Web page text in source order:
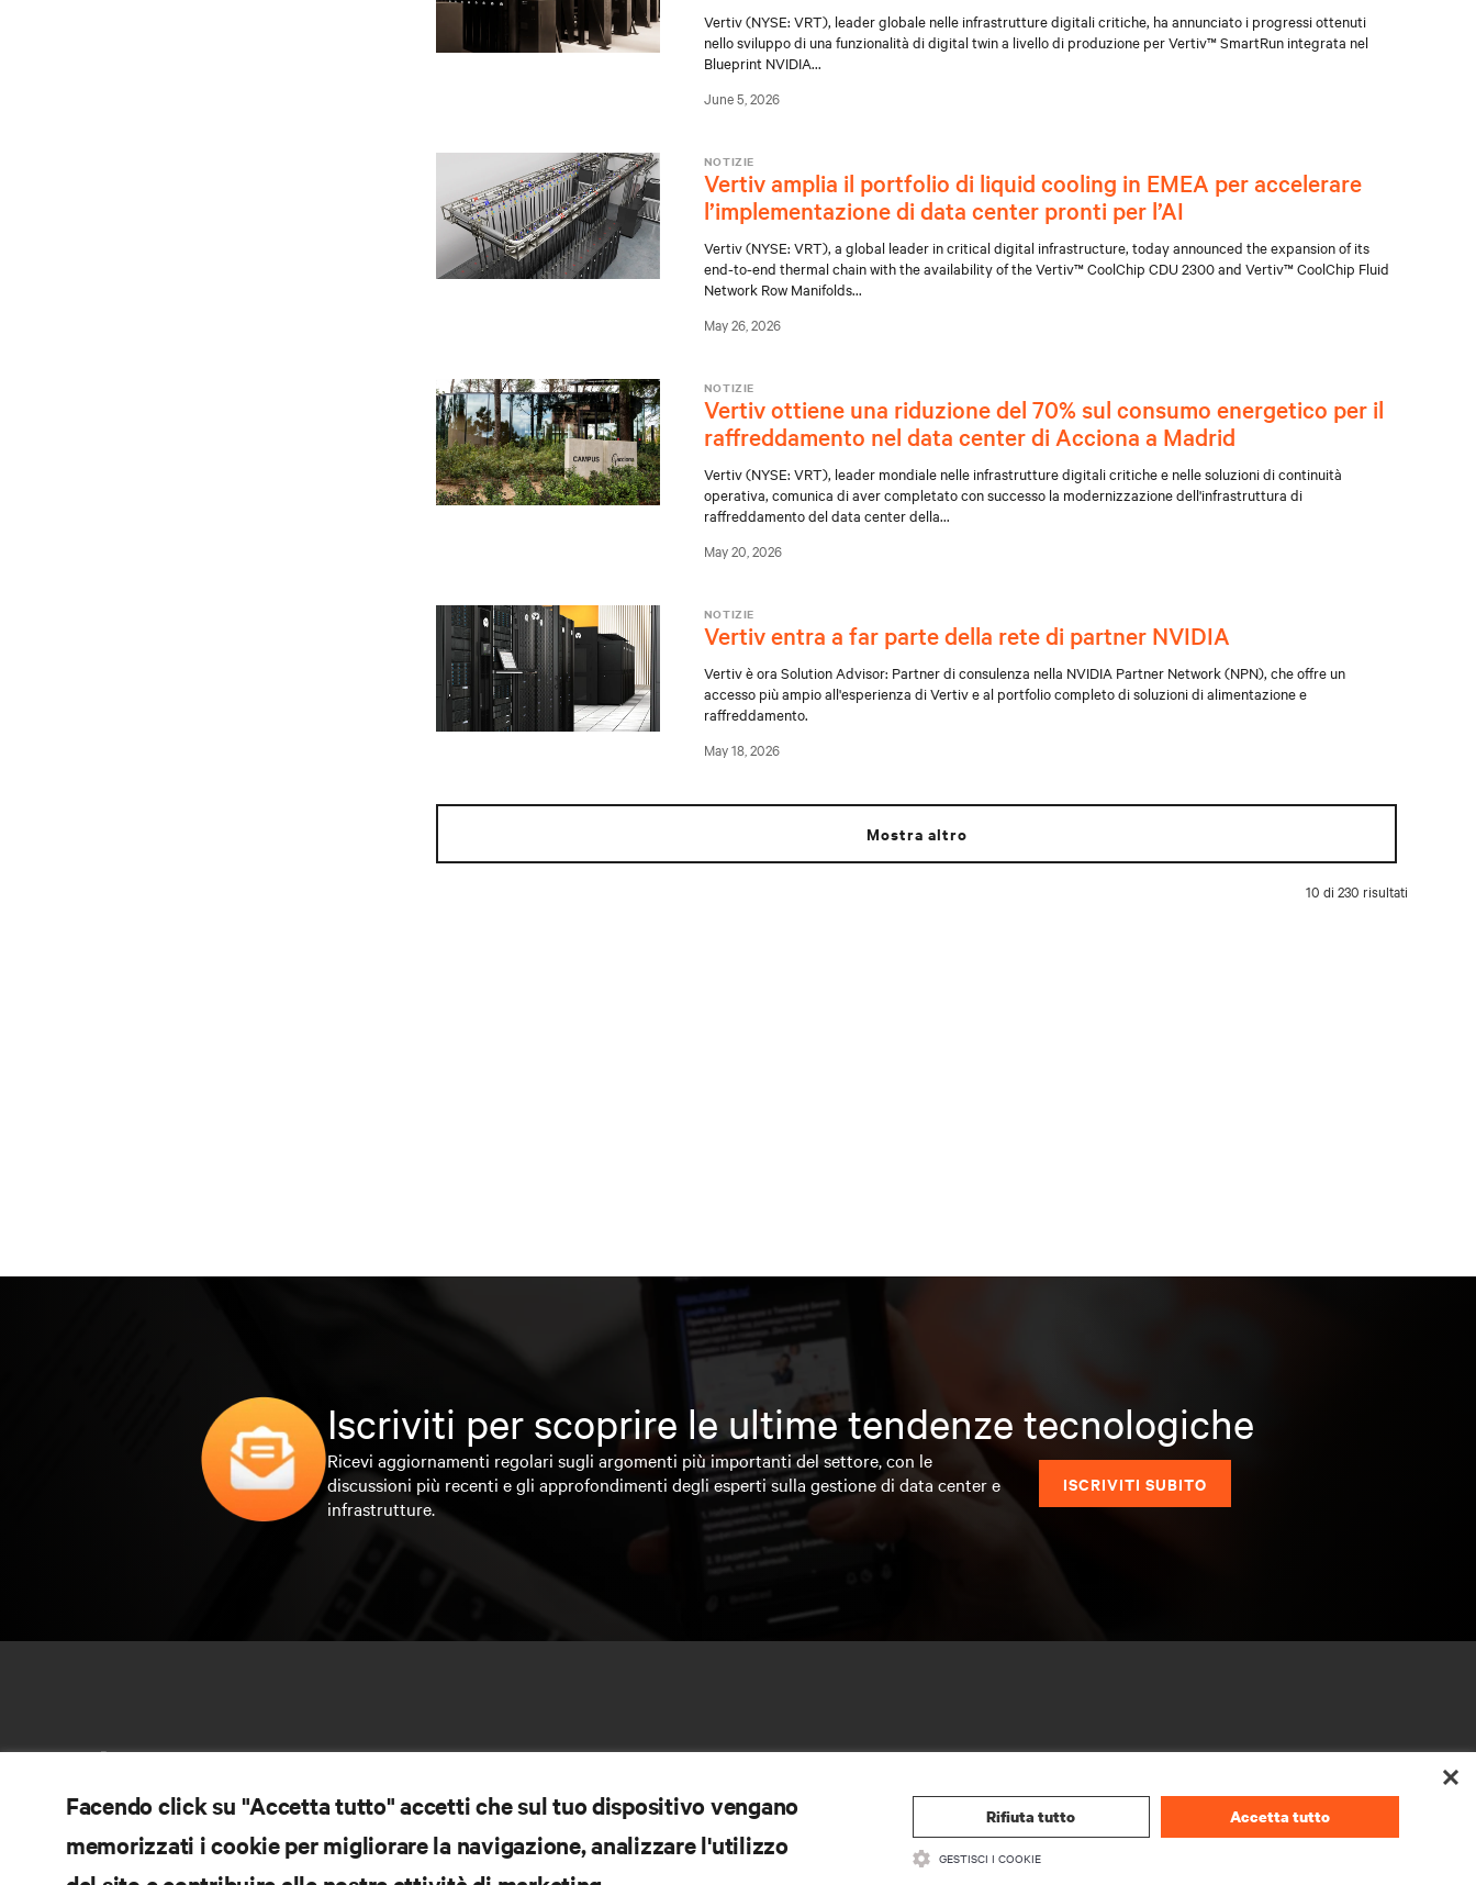
Vertiv (NYSE: VRT), leader globale nelle infrastrutture digitali critiche, ha annunciato i progressi ottenuti
nello sviluppo di una funzionalità di digital twin a livello di produzione per Vertiv™ SmartRun integrata nel
Blueprint NVIDIA...
June 5, 2026
NOTIZIE
Vertiv amplia il portfolio di liquid cooling in EMEA per accelerare
l’implementazione di data center pronti per l’AI
Vertiv (NYSE: VRT), a global leader in critical digital infrastructure, today announced the expansion of its
end-to-end thermal chain with the availability of the Vertiv™ CoolChip CDU 2300 and Vertiv™ CoolChip Fluid
Network Row Manifolds...
May 26, 2026
NOTIZIE
Vertiv ottiene una riduzione del 70% sul consumo energetico per il
raffreddamento nel data center di Acciona a Madrid
Vertiv (NYSE: VRT), leader mondiale nelle infrastrutture digitali critiche e nelle soluzioni di continuità
operativa, comunica di aver completato con successo la modernizzazione dell'infrastruttura di
raffreddamento del data center della...
May 20, 2026
NOTIZIE
Vertiv entra a far parte della rete di partner NVIDIA
Vertiv è ora Solution Advisor: Partner di consulenza nella NVIDIA Partner Network (NPN), che offre un
accesso più ampio all'esperienza di Vertiv e al portfolio completo di soluzioni di alimentazione e
raffreddamento.
May 18, 2026
mostra altro
10 di 230 risultati
Iscriviti per scoprire le ultime tendenze tecnologiche
Ricevi aggiornamenti regolari sugli argomenti più importanti del settore, con le
discussioni più recenti e gli approfondimenti degli esperti sulla gestione di data center e
infrastrutture.
ISCRIVITI SUBITO
RISORSE
Facendo click su "Accetta tutto" accetti che sul tuo dispositivo vengano
memorizzati i cookie per migliorare la navigazione, analizzare l'utilizzo
Rifiuta tutto Accetta tutto
GESTISCI I COOKIE